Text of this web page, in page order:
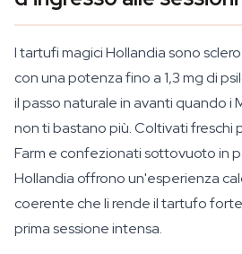
I tartufi magici Hollandia sono
con una potenza fino a 1,3 mg di
il passo naturale in avanti quando i
non ti bastano più. Coltivati freschi
Farm e confezionati sottovuoto in
Hollandia offrono un'esperienza
coerente che li rende il tartufo
prima sessione intensa.